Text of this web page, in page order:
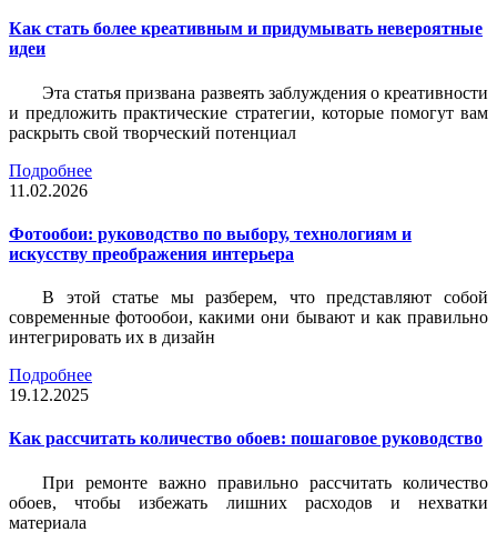
Как стать более креативным и придумывать невероятные
идеи
Эта статья призвана развеять заблуждения о креативности
и предложить практические стратегии, которые помогут вам
раскрыть свой творческий потенциал
Подробнее
11.02.2026
Фотообои: руководство по выбору, технологиям и
искусству преображения интерьера
В этой статье мы разберем, что представляют собой
современные фотообои, какими они бывают и как правильно
интегрировать их в дизайн
Подробнее
19.12.2025
Как рассчитать количество обоев: пошаговое руководство
При ремонте важно правильно рассчитать количество
обоев, чтобы избежать лишних расходов и нехватки
материала